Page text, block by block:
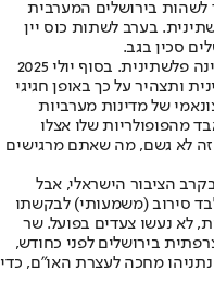
לשהות בירושלים המערבית
בערב לשתות כוס יין
סכין בגב.
גולת הכותרת היא ההכרה הצרפתית במדינה פלשתינית. בסוף יולי 2025
ותצהיר על כך באופן חגיגי
של מדינות מערביות
מהפופולריות שלו אצלו
זה לא גשם, מה שאתם מרגישים
הציבור הישראלי, אבל
סירוב (משמעותי) לבקשתו
לא נעשו צעדים בפועל. שר
בירושלים לפני כחודש,
מחכה לעצרת האו"ם, כדי